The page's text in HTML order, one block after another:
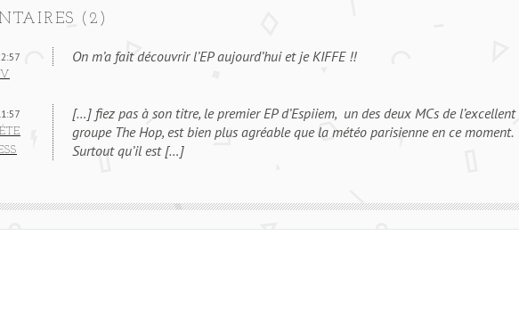
(2)
On m’a fait découvrir l’EP aujourd’hui et je KIFFE !!
[…] fiez pas à son titre, le premier EP d’Espiiem, un des deux MCs de l’excellent
groupe The Hop, est bien plus agréable que la météo parisienne en ce moment.
Surtout qu’il est […]